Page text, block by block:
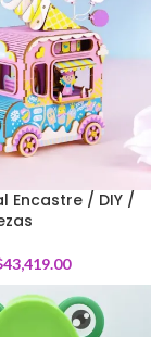
Encastre / DIY /
43,419.00